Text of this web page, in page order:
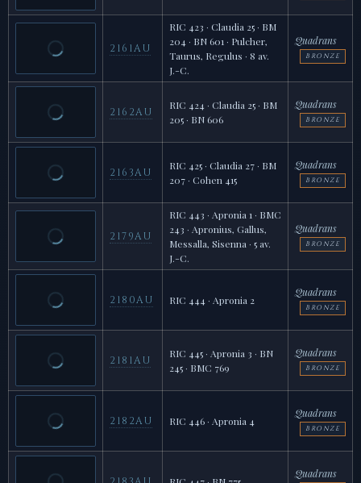
2161AU
RIC 423 · Claudia 25 · BM
204 · BN 601 · Pulcher,
Taurus, Regulus · 8 av.
J.-C.
Quadrans
BRONZE
2162AU
RIC 424 · Claudia 25 · BM
205 · BN 606
Quadrans
BRONZE
2163AU
RIC 425 · Claudia 27 · BM
207 · Cohen 415
Quadrans
BRONZE
2179AU
RIC 443 · Apronia 1 · BMC
243 · Apronius, Gallus,
Messalla, Sisenna · 5 av.
J.-C.
Quadrans
BRONZE
2180AU RIC 444 · Apronia 2
Quadrans
BRONZE
2181AU
RIC 445 · Apronia 3 · BN
245 · BMC 769
Quadrans
BRONZE
2182AU RIC 446 · Apronia 4
Quadrans
BRONZE
Quadrans